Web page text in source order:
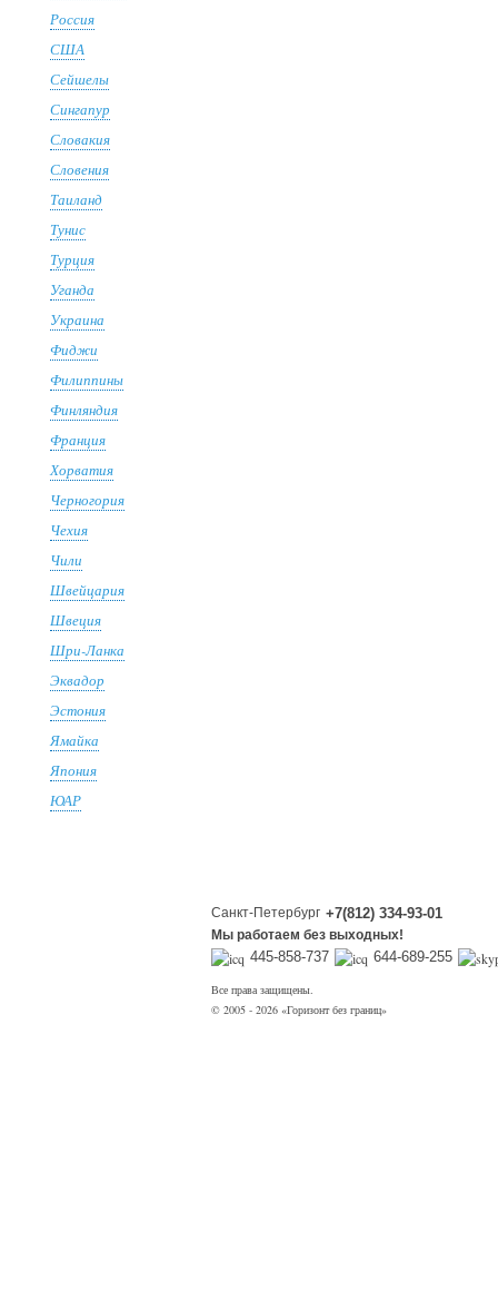
Россия
США
Сейшелы
Сингапур
Словакия
Словения
Таиланд
Тунис
Турция
Уганда
Украина
Фиджи
Филиппины
Финляндия
Франция
Хорватия
Черногория
Чехия
Чили
Швейцария
Швеция
Шри-Ланка
Эквадор
Эстония
Ямайка
Япония
ЮАР
Санкт-Петербург +7(812) 334-93-01
Мы работаем без выходных!
445-858-737 644-689-255
Все права защищены.
© 2005 - 2026 «Горизонт без границ»